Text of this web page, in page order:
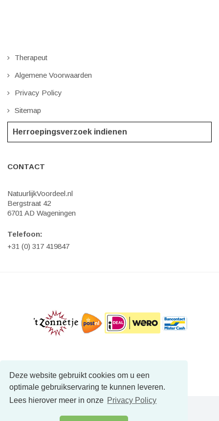
Deze website gebruikt cookies om u een
optimale gebruikservaring te kunnen leveren.
Lees hierover meer in onze Privacy Policy
Therapeut
Algemene Voorwaarden
Privacy Policy
Sitemap
Herroepingsverzoek indienen
CONTACT
NatuurlijkVoordeel.nl
Bergstraat 42
6701 AD Wageningen
Telefoon:
+31 (0) 317 419847